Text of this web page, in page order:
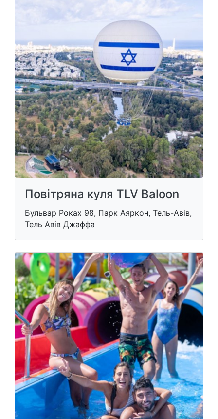
Повітряна куля TLV Baloon
Бульвар Роках 98, Парк Аяркон, Тель-Авів,
Тель Авів Джаффа